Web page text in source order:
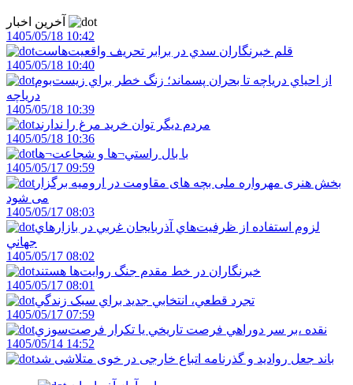
1405/05/18 10:42
قلم خبرنگاران سدي در برابر تحريف واقعيت‌هاست
1405/05/18 10:40
از احياي درياچه تا بحران پسماند؛ زنگ خطر براي زيست‌بوم
درياچه
1405/05/18 10:39
مردم ديگر توان خريد مرغ را ندارند
1405/05/18 10:36
با بال راستي¬ها و شجاعت¬ها
1405/05/17 09:59
بخش هنری مهرواره ملی بچه های مقاومت در ارومیه برگزار
می شود
1405/05/17 08:03
لزوم استفاده از ظرفيت‌هاي آذربايجان غربي در بازارهاي
جهاني
1405/05/17 08:02
خبرنگاران در خط مقدم جنگ روايت‌ها هستند
1405/05/17 08:01
تجرد قطعي، انتخابي جديد براي سبک زندگي
1405/05/17 07:59
نقده ،بر سر دوراهي فرصت تاريخي يا تکرار فرصت‌سوزي
1405/05/14 14:52
باند جعل روادید و گذرنامه اتباع خارجی در خوی متلاشی شد